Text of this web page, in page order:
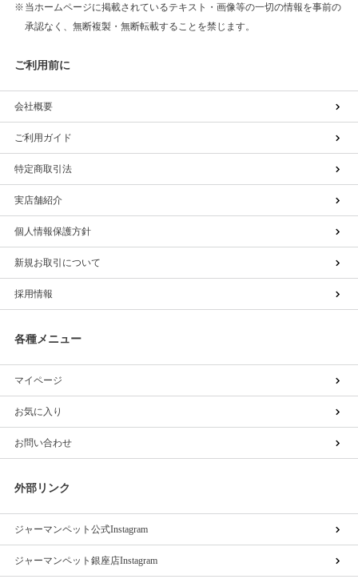
当ホームページに掲載されているテキスト・画像等の一切の情報を事前の
承認なく、無断複製・無断転載することを禁じます。
ご利用前に
会社概要
ご利用ガイド
特定商取引法
実店舗紹介
個人情報保護方針
新規お取引について
採用情報
各種メニュー
マイページ
お気に入り
お問い合わせ
外部リンク
ジャーマンペット公式Instagram
ジャーマンペット銀座店Instagram